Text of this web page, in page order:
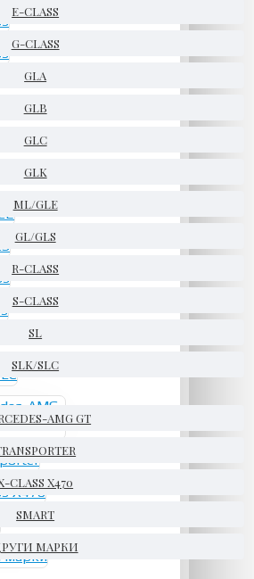
E-CLASS
G-CLASS
GLA
GLB
GLC
GLK
ML/GLE
GL/GLS
R-CLASS
S-CLASS
SL
SLK/SLC
AMG GT
CLASS X470
SMART
МАРКИ